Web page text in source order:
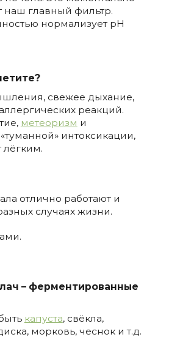
наш главный фильтр.
нормализует рН
свежее дыхание,
реакций.
метеоризм и
интоксикации,
лёгким.
отлично работают и
случаях жизни.
– ферментированные
капуста, свёкла,
морковь, чеснок и т.д.